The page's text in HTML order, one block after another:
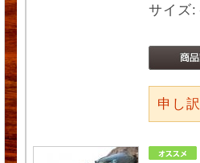
サイ
申し